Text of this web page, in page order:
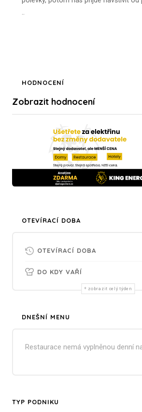
HODNOCENÍ
Zobrazit hodnocení
OTEVÍRACÍ DOBA
OTEVÍRACÍ DOBA
DO KDY VAŘÍ
zobrazit celý týden
DNEŠNÍ MENU
Restaurace nemá vyplněnou denní
TYP PODNIKU